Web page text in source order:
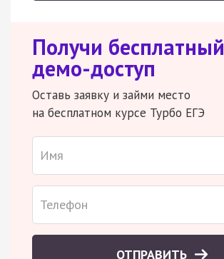
Получи бесплатный
демо-доступ
Оставь заявку и займи место
на бесплатном курсе Турбо ЕГЭ
ОТПРАВИТЬ